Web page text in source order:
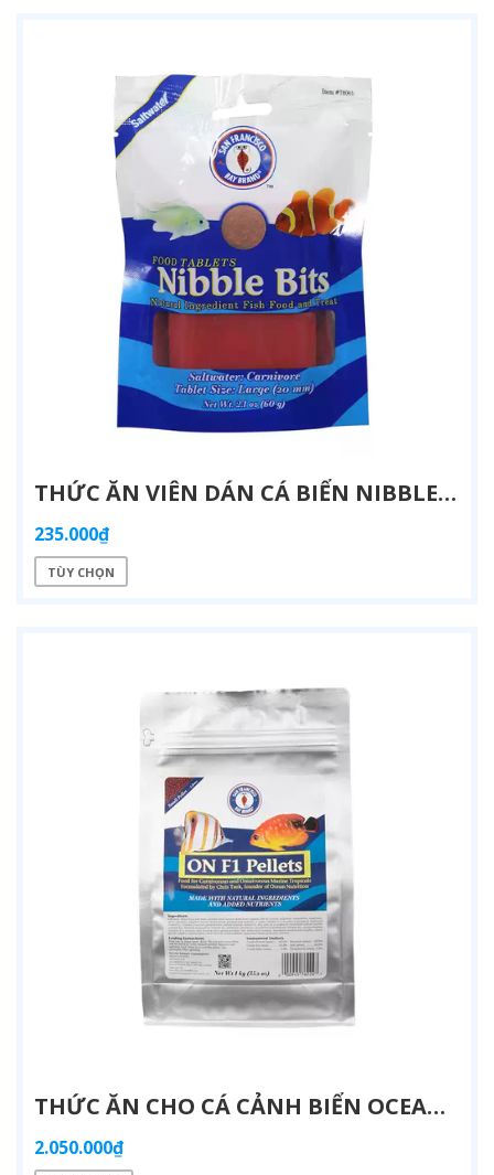
THỨC ĂN VIÊN DÁN CÁ BIỂN NIBBLE BITS – SFBB (MỸ) | DINH DƯỠNG TỰ NHIÊN CHO CÁ BIỂN ĂN THỊT & ĂN TẠP
235.000₫
TÙY CHỌN
THỨC ĂN CHO CÁ CẢNH BIỂN OCEAN NUTRITION FORMULA ONE 1000G - DINH DƯỠNG CAO CẤP | AQUATICK
2.050.000₫